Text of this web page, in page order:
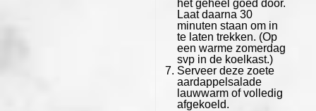
het geheel goed door.
Laat daarna 30
minuten staan om in
te laten trekken. (Op
een warme zomerdag
svp in de koelkast.)
Serveer deze zoete
aardappelsalade
lauwwarm of volledig
afgekoeld.